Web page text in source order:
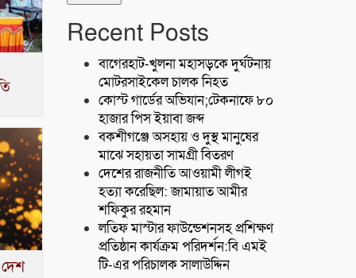
Recent Posts
বাগেরহাট-খুলনা মহাসড়কে ‌দুর্ঘটনায়
মোটরসাইকেল চালক নিহত
কোস্ট গার্ডের অভিযান;টেকনাফে ৮০
হাজার পিস ইয়াবা জব্দ
বকশীগঞ্জে অসহায় ও দুস্থ মানুষের
মাঝে সহায়তা সামগ্রী বিতরণ
দেশের রাজনীতি আওয়ামী লীগই
হত্যা করেছিল: জামায়াত আমীর
শফিকুর রহমান
লতিফ মাস্টার ফাউন্ডেশনসহ প্রশিক্ষণ
প্রতিষ্ঠান কার্যক্রম পরিদর্শন:বি এমই
টি-এর পরিচালক সালাউদ্দিন